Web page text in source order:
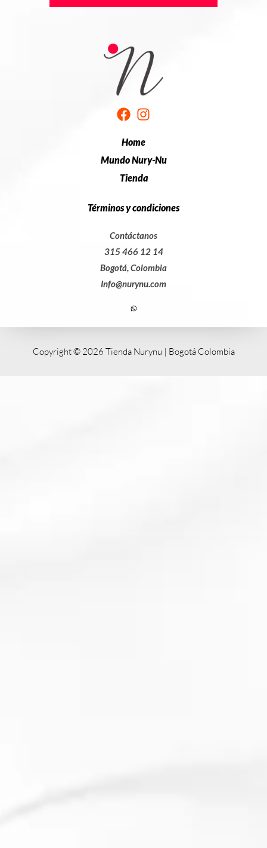
Home
Mundo Nury-Nu
Tienda
Términos y condiciones
Contáctanos
315 466 12 14
Bogotá, Colombia
Info@nurynu.com
Copyright © 2026 Tienda Nurynu | Bogotá Colombia